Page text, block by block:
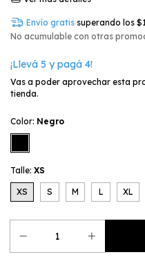
Envío gratis superando los
No acumulable con otras
¡Llevá 5 y pagá 4!
Vas a poder aprovechar esta
tienda.
Color: Negro
Talle: XS
XS S M L XL